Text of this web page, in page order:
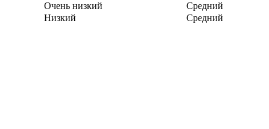
Очень низкий
Средний
Низкий Средний